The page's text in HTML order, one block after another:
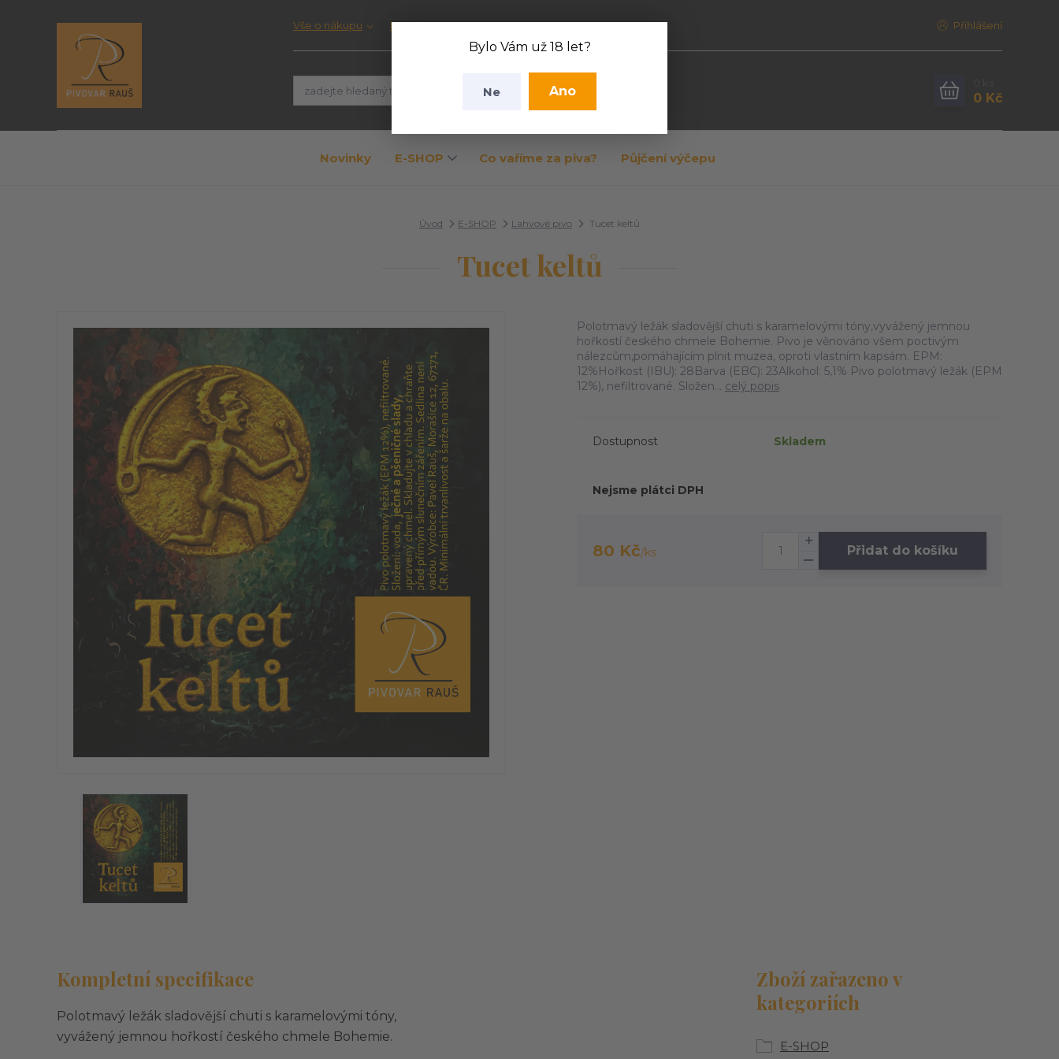
Bylo Vám už 18 let?
Ne Ano
Vše o nákupu Kontakty Přihlášení
Hledat 0 Kč
Novinky E-SHOP Co vaříme za piva? Půjčení výčepu
Úvod E-SHOP Lahvové pivo Tucet keltů
Tucet keltů
Polotmavý ležák sladovější chuti s karamelovými tóny,vyvážený jemnou
hořkostí českého chmele Bohemie. Pivo je věnováno všem poctivým
nálezcům,pomáhajícím plnit muzea, oproti vlastním kapsám. EPM:
12%Hořkost (IBU): 28Barva (EBC): 23Alkohol: 5,1% Pivo polotmavý ležák (EPM
12%), nefiltrované. Složen... celý popis
Dostupnost Skladem
Nejsme plátci DPH
80 Kč/ks Přidat do košíku
Kompletní specifikace
Polotmavý ležák sladovější chuti s karamelovými tóny,
vyvážený jemnou hořkostí českého chmele Bohemie.
Zboží zařazeno v
kategoriích
E-SHOP